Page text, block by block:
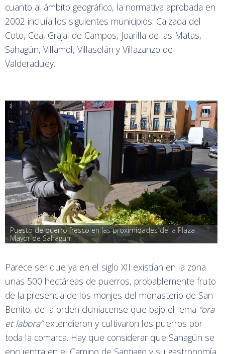
cuanto al ámbito geográfico, la normativa aprobada en
2002 incluía los siguientes municipios: Calzada del
Coto, Cea, Grajal de Campos, Joarilla de las Matas,
Sahagún, Villamol, Villaselán y Villazanzo de
Valderaduey.
Puesto de puerro fresco en las proximidades de la Plaza
Mayor de Sahagún
Parece ser que ya en el siglo XII existían en la zona
unas 500 hectáreas de puerros, probablemente fruto
de la presencia de los monjes del monasterio de San
Benito, de la orden cluniacense que bajo el lema “ora
et labora”extendieron y cultivaron los puerros por
toda la comarca. Hay que considerar que Sahagún se
encuentra en el Camino de Santiago y su gastronomía